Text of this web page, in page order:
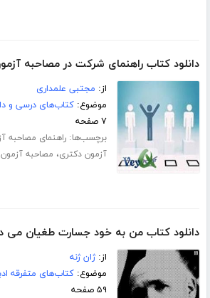
دانلود کتاب راهنمای شرکت در مصاحبه
از: مجتبی علمداری
موضوع:کتاب‌های درسی و
۷ صفحه
برچسب‌ها:راهنمای مصاحبه
آزمون دکتری، مصاحبه
دانلود کتاب من به خود جسارت طغیان می
از:ژان ژنه
موضوع:کتاب‌های متفرقه
۵۹ صفحه